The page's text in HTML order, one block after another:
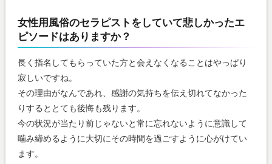
女性用風俗のセラピストをしていて悲しかったエ
ピソードはありますか？
長く指名してもらっていた方と会えなくなることはやっぱり
寂しいですね。
その理由がなんであれ、感謝の気持ちを伝え切れてなかった
りするととても後悔も残ります。
今の状況が当たり前じゃないと常に忘れないように意識して
噛み締めるように大切にその時間を過ごすように心がけてい
ます。